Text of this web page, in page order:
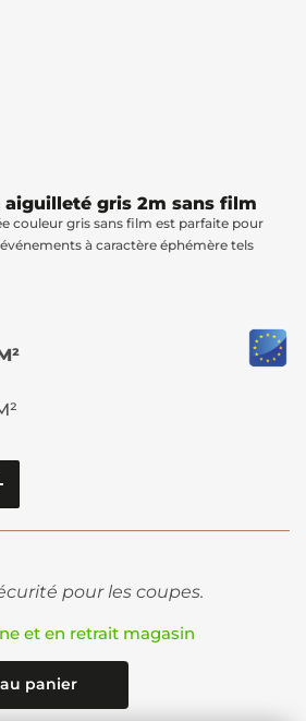
gris 2m sans film
couleur gris sans film est parfaite pour
à caractère éphémère tels
pour les coupes.
et en retrait magasin
panier